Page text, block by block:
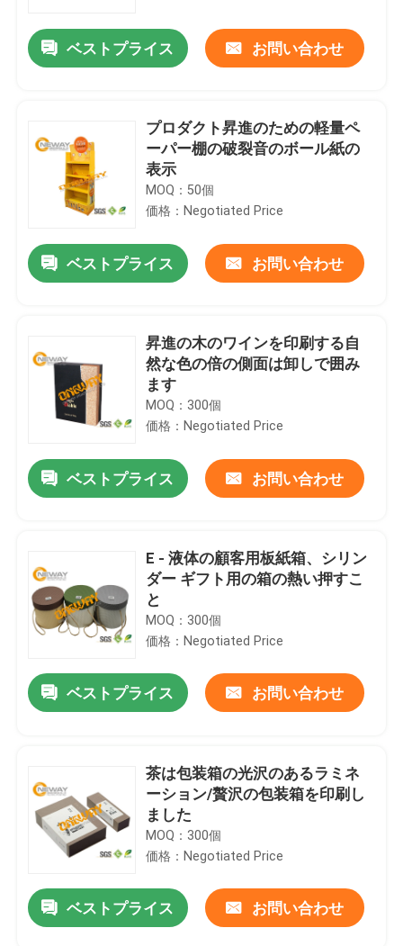
ベストプライス お問い合わせ
プロダクト昇進のための軽量ペ
ーパー棚の破裂音のボール紙の
表示
MOQ：50個
価格：Negotiated Price
ベストプライス お問い合わせ
昇進の木のワインを印刷する自
然な色の倍の側面は卸しで囲み
ます
MOQ：300個
価格：Negotiated Price
ベストプライス お問い合わせ
E - 液体の顧客用板紙箱、シリン
ダー ギフト用の箱の熱い押すこ
と
MOQ：300個
価格：Negotiated Price
ベストプライス お問い合わせ
茶は包装箱の光沢のあるラミネ
ーション/贅沢の包装箱を印刷し
ました
MOQ：300個
価格：Negotiated Price
ベストプライス お問い合わせ